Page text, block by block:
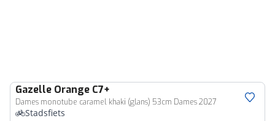
Gazelle Orange C7+
Dames monotube caramel khaki (glans) 53cm Dames 2027
Stadsfiets